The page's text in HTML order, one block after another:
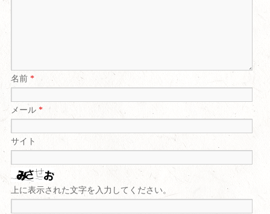
名前*
メール*
サイト
上に表示された文字を入力してください。